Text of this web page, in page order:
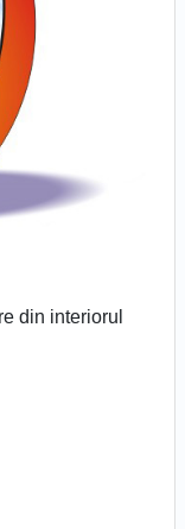
din interiorul